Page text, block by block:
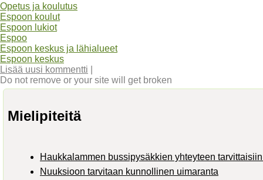
Opetus ja koulutus
Espoon koulut
Espoon lukiot
Espoo
Espoon keskus ja lähialueet
Espoon keskus
Lisää uusi kommentti
Do not remove or your site will get broken
Mielipiteitä
Haukkalammen bussipysäkkien yhteyteen
Nuuksioon tarvitaan kunnollinen uimaranta